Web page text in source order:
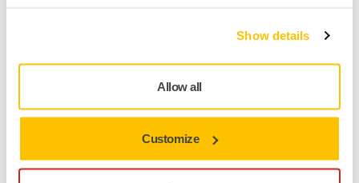
Show details
Allow all
Customize
Produktinformation
Teknisk specifikation
Nedladdningar